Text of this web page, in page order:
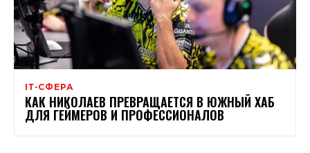
ІТ-СФЕРА
КАК НИКОЛАЕВ ПРЕВРАЩАЕТСЯ В ЮЖНЫЙ ХАБ
ДЛЯ ГЕЙМЕРОВ И ПРОФЕССИОНАЛОВ